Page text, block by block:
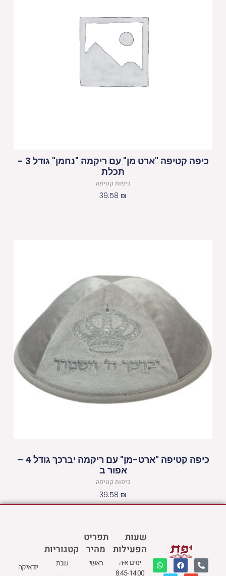
כיפה קטיפה "ארט מן" עם ריקמה "נחמן" גודל 3 -
תכלת
כיפות קטיפה
39.58 ₪
כיפה קטיפה "ארט-מן" עם ריקמה יברכך גודל 4 –
אפור ב
כיפות קטיפה
39.58 ₪
שעות
הפעילות
ימים א-ה
8:45-14:00
תפריט
מהיר
ראשי
P
h
F
a
W
h
E
M
קטגוריות
שבת
יודאיקה